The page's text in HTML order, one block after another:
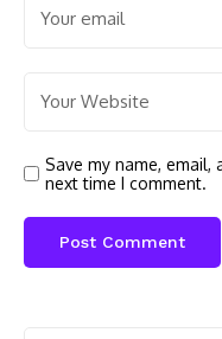
Save my name,
next time I comment.